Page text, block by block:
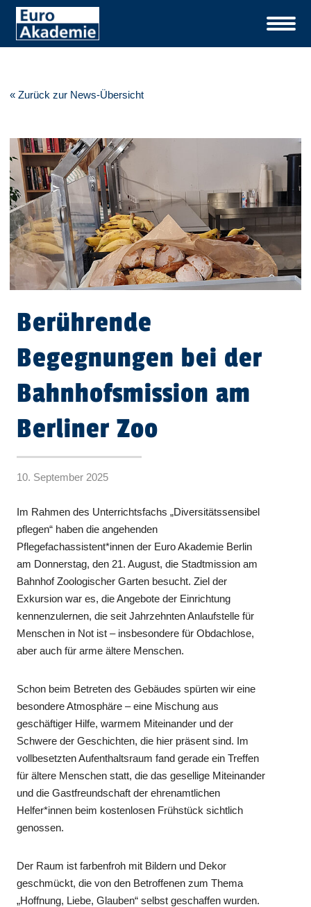
« Zurück zur News-Übersicht
Berührende
Begegnungen bei der
Bahnhofsmission am
Berliner Zoo
10. September 2025
Im Rahmen des Unterrichtsfachs „Diversitätssensibel
pflegen“ haben die angehenden
Pflegefachassistent*innen der Euro Akademie Berlin
am Donnerstag, den 21. August, die Stadtmission am
Bahnhof Zoologischer Garten besucht. Ziel der
Exkursion war es, die Angebote der Einrichtung
kennenzulernen, die seit Jahrzehnten Anlaufstelle für
Menschen in Not ist – insbesondere für Obdachlose,
aber auch für arme ältere Menschen.
Schon beim Betreten des Gebäudes spürten wir eine
besondere Atmosphäre – eine Mischung aus
geschäftiger Hilfe, warmem Miteinander und der
Schwere der Geschichten, die hier präsent sind. Im
vollbesetzten Aufenthaltsraum fand gerade ein Treffen
für ältere Menschen statt, die das gesellige Miteinander
und die Gastfreundschaft der ehrenamtlichen
Helfer*innen beim kostenlosen Frühstück sichtlich
genossen.
Der Raum ist farbenfroh mit Bildern und Dekor
geschmückt, die von den Betroffenen zum Thema
„Hoffnung, Liebe, Glauben“ selbst geschaffen wurden.